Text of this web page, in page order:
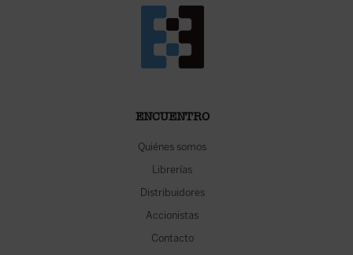
ENCUENTRO
Quiénes somos
Librerías
Distribuidores
Accionistas
Contacto